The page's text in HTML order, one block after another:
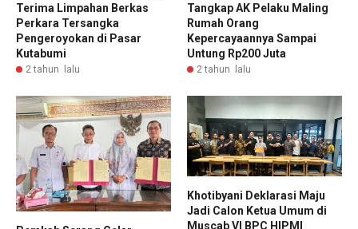
Terima Limpahan Berkas
Perkara Tersangka
Pengeroyokan di Pasar
Kutabumi
2 tahun lalu
Tangkap AK Pelaku Maling
Rumah Orang
Kepercayaannya Sampai
Untung Rp200 Juta
2 tahun lalu
Khotibyani Deklarasi Maju
Jadi Calon Ketua Umum di
Muscab VI BPC HIPMI